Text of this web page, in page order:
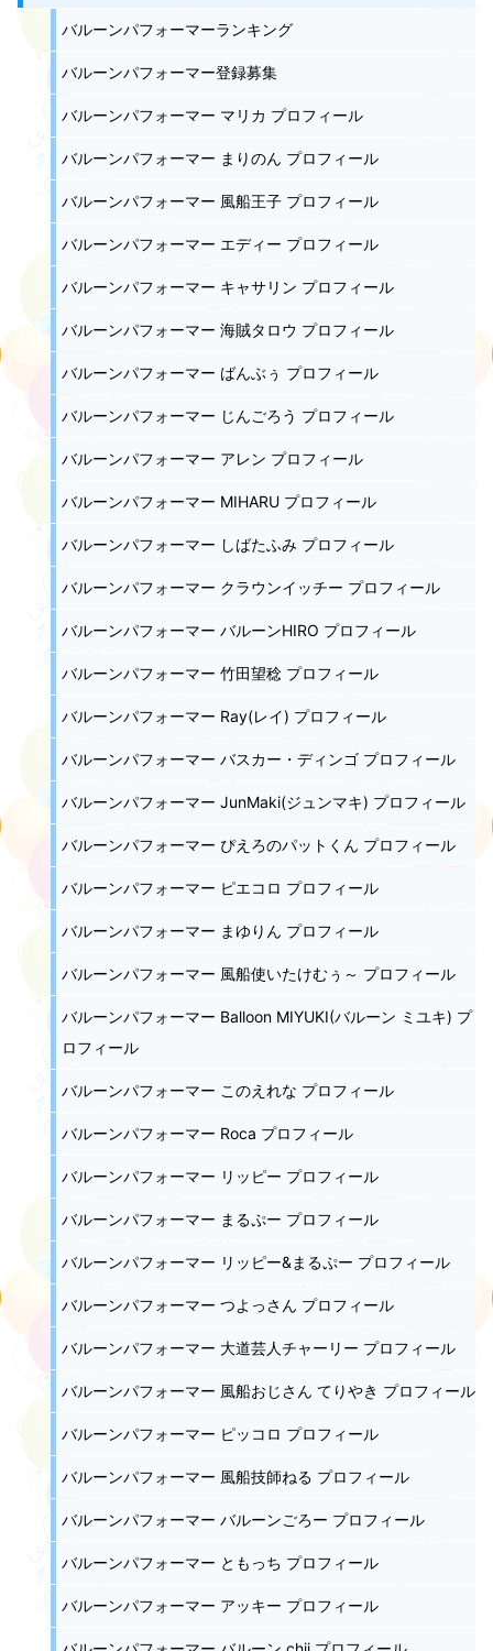
バルーンパフォーマーランキング
バルーンパフォーマー登録募集
バルーンパフォーマー マリカ プロフィール
バルーンパフォーマー まりのん プロフィール
バルーンパフォーマー 風船王子 プロフィール
バルーンパフォーマー エディー プロフィール
バルーンパフォーマー キャサリン プロフィール
バルーンパフォーマー 海賊タロウ プロフィール
バルーンパフォーマー ばんぶぅ プロフィール
バルーンパフォーマー じんごろう プロフィール
バルーンパフォーマー アレン プロフィール
バルーンパフォーマー MIHARU プロフィール
バルーンパフォーマー しばたふみ プロフィール
バルーンパフォーマー クラウンイッチー プロフィール
バルーンパフォーマー バルーンHIRO プロフィール
バルーンパフォーマー 竹田望稔 プロフィール
バルーンパフォーマー Ray(レイ) プロフィール
バルーンパフォーマー バスカー・ディンゴ プロフィール
バルーンパフォーマー JunMaki(ジュンマキ) プロフィール
バルーンパフォーマー ぴえろのパットくん プロフィール
バルーンパフォーマー ピエコロ プロフィール
バルーンパフォーマー まゆりん プロフィール
バルーンパフォーマー 風船使いたけむぅ～ プロフィール
バルーンパフォーマー Balloon MIYUKI(バルーン ミユキ) プ
ロフィール
バルーンパフォーマー このえれな プロフィール
バルーンパフォーマー Roca プロフィール
バルーンパフォーマー リッピー プロフィール
バルーンパフォーマー まるぷー プロフィール
バルーンパフォーマー リッピー&まるぷー プロフィール
バルーンパフォーマー つよっさん プロフィール
バルーンパフォーマー 大道芸人チャーリー プロフィール
バルーンパフォーマー 風船おじさん てりやき プロフィール
バルーンパフォーマー ピッコロ プロフィール
バルーンパフォーマー 風船技師ねる プロフィール
バルーンパフォーマー バルーンごろー プロフィール
バルーンパフォーマー ともっち プロフィール
バルーンパフォーマー アッキー プロフィール